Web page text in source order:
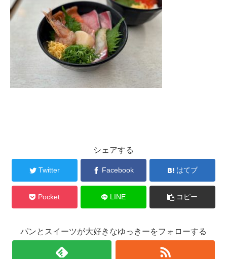
シェアする
Twitter Facebook はてブ
Pocket LINE コピー
パンとスイーツが大好きなゆっきーをフォローする